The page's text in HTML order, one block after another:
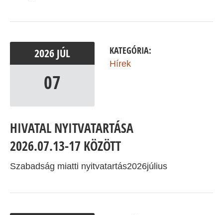
2026 JÚL
07
KATEGÓRIA:
Hírek
HIVATAL NYITVATARTÁSA
2026.07.13-17 KÖZÖTT
Szabadság miatti nyitvatartás2026július